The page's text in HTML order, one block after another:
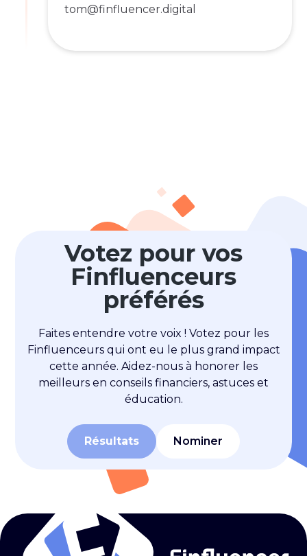
tom@finfluencer.digital
Votez pour vos
Finfluenceurs
préférés
Faites entendre votre voix ! Votez pour les
Finfluenceurs qui ont eu le plus grand impact
cette année. Aidez-nous à honorer les
meilleurs en conseils financiers, astuces et
éducation.
Résultats Nominer